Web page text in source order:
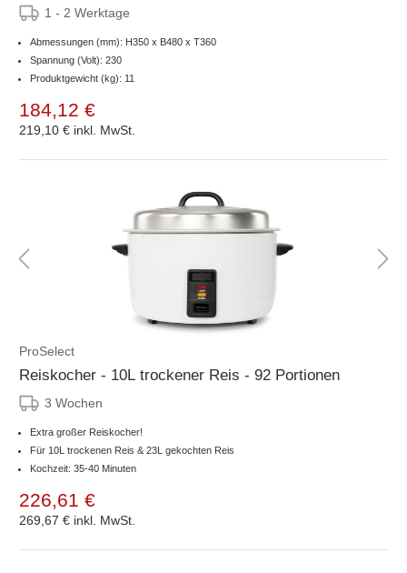
1 - 2 Werktage
Abmessungen (mm): H350 x B480 x T360
Spannung (Volt): 230
Produktgewicht (kg): 11
184,12 €
219,10 € inkl. MwSt.
ProSelect
Reiskocher - 10L trockener Reis - 92 Portionen
3 Wochen
Extra großer Reiskocher!
Für 10L trockenen Reis & 23L gekochten Reis
Kochzeit: 35-40 Minuten
226,61 €
269,67 € inkl. MwSt.